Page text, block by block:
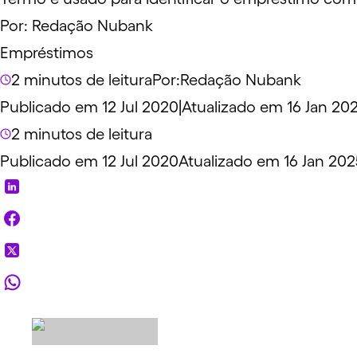
Por: Redação Nubank
Empréstimos
2 minutos de leituraPor:Redação Nubank
Publicado em 12 Jul 2020 Atualizado em 16 Jan
2 minutos de leitura
Publicado em 12 Jul 2020Atualizado em 16 Jan